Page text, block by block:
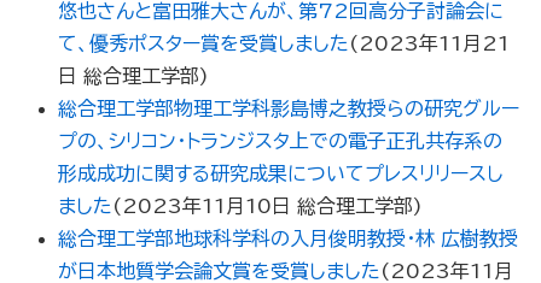
悠也さんと富田雅大さんが、第72回高分子討論会に
て、優秀ポスター賞を受賞しました ( 2023年11月21
日 総合理工学部)
総合理工学部物理工学科影島博之教授らの研究グルー
プの、シリコン・トランジスタ上での電子正孔共存系の
形成成功に関する研究成果についてプレスリリースし
ました ( 2023年11月10日 総合理工学部)
総合理工学部地球科学科の入月俊明教授・林 広樹教授
が日本地質学会論文賞を受賞しました ( 2023年11月